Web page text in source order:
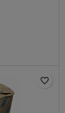
favorite_border